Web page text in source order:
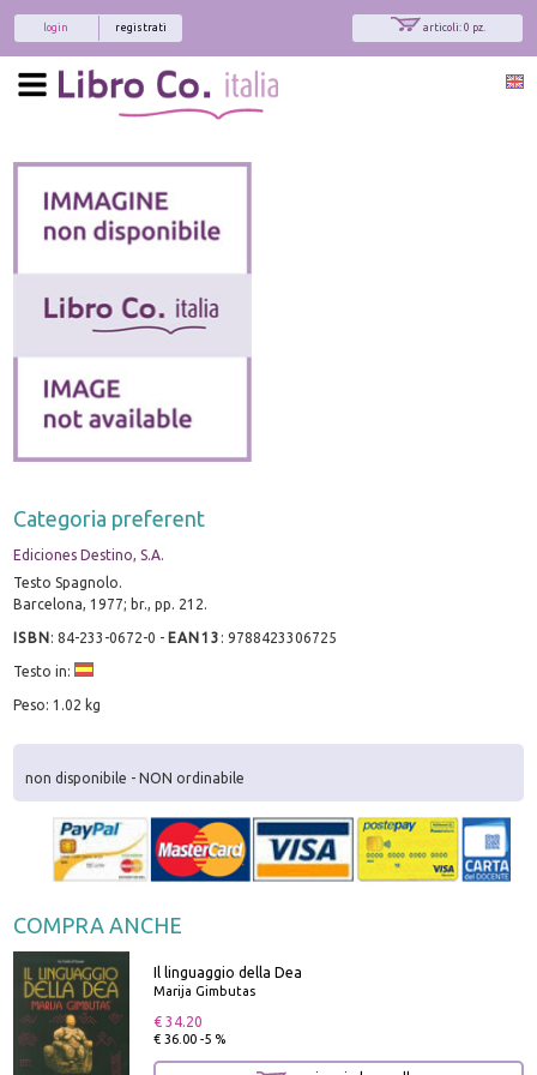
articoli: 0 pz.
registrati
login
Categoria preferent
Ediciones Destino, S.A.
Testo Spagnolo.
Barcelona, 1977; br., pp. 212.
ISBN:84-233-0672-0 - EAN13 :9788423306725
Testo in:
Peso: 1.02 kg
non disponibile - NON ordinabile
COMPRA ANCHE
Il linguaggio della Dea
Marija Gimbutas
€ 34.20
€ 36.00 -5 %